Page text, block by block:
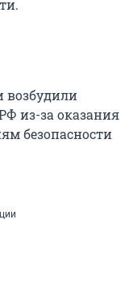
возбудили
из-за оказания
безопасности